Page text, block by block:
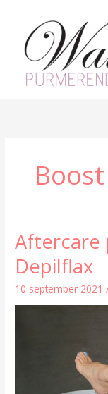
inhoud
Boost
Aftercare
Depilflax
10 september 2021
Aftercare
producten:
Avoyd
Depilflax